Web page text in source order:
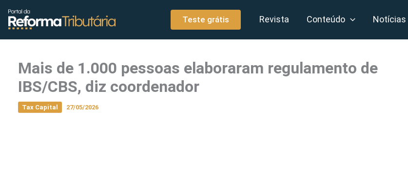
conteúdo
Teste grátis Revista Conteúdo Notícias
Mais de 1.000 pessoas elaboraram regulamento de
IBS/CBS, diz coordenador
Tax Capital 27/05/2026